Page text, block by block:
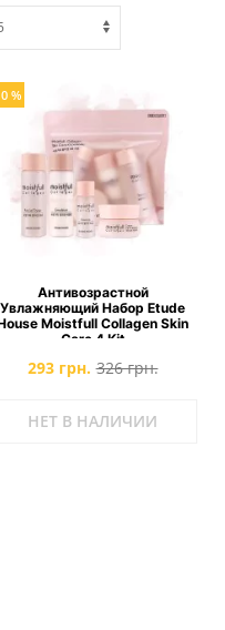
%
Антивозрастной
Увлажняющий Набор Etude
Moistfull Collagen Skin
Care 4 Kit
293 грн. 326 грн.
НЕТ В НАЛИЧИИ